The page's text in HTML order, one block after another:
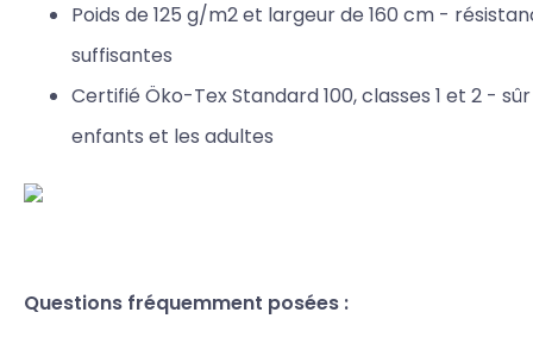
Poids de 125 g/m2 et largeur de 160 cm -
suffisantes
Certifié Öko-Tex Standard 100, classes 1 et 2 -
enfants et les adultes
Questions fréquemment posées :